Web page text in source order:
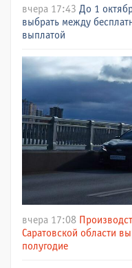
вчера 17:43 До 1
выбрать между
выплатой
вчера 17:08
Саратовской области
полугодие